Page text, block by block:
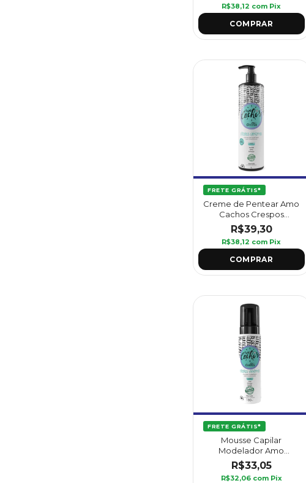
R$38,12 com Pix
FRETE GRÁTIS*
Creme de Pentear Amo
Cachos Crespos
Vibrantes 1L - Griffus
R$39,30
R$38,12 com Pix
FRETE GRÁTIS*
Mousse Capilar
Modelador Amo
Cachos Crespos
Vibrantes 180 ml - Griffus
R$33,05
R$32,06 com Pix